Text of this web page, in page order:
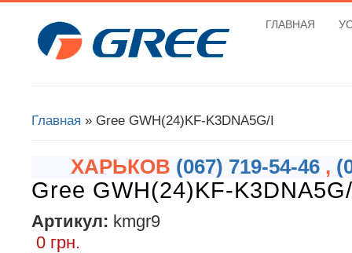
ГЛАВНАЯ
Вы здесь
Главная » Gree GWH(24)KF-K3DNA5G/I
ХАРЬКОВ (067) 719-54-46,
Gree GWH(24)KF-
Артикул: kmgr9
0 грн.